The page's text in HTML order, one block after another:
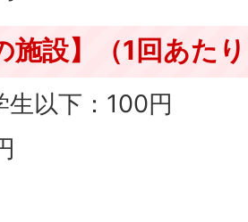
施設】（1回あた
生以下：100円